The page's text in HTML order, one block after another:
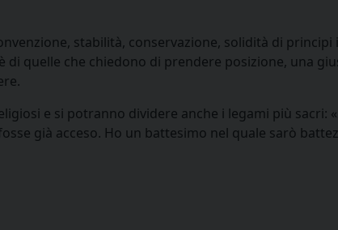
stabilità, conservazione, solidità di
di quelle che chiedono di prendere posizione, una
e si potranno dividere anche i legami più sacri:
già acceso. Ho un battesimo nel quale sarò